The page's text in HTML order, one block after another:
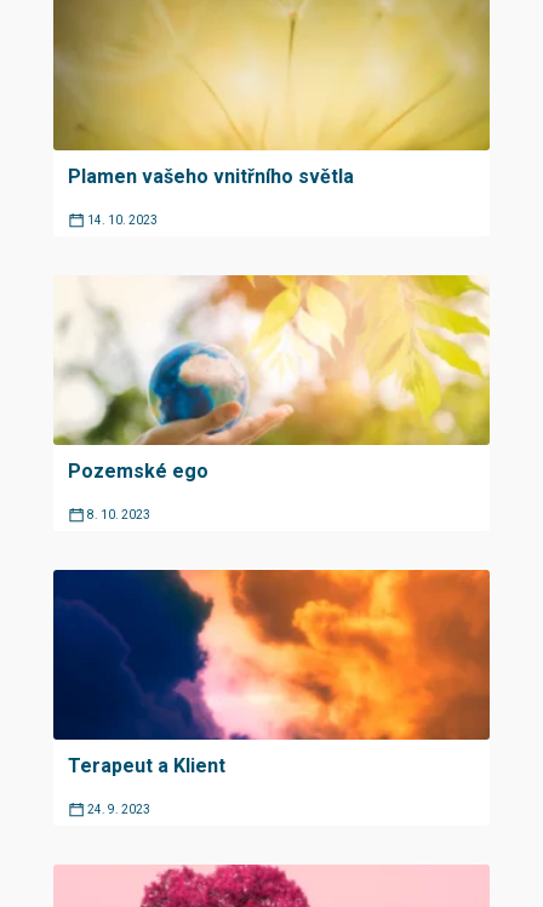
Plamen vašeho vnitřního světla
14. 10. 2023
Pozemské ego
8. 10. 2023
Terapeut a Klient
24. 9. 2023